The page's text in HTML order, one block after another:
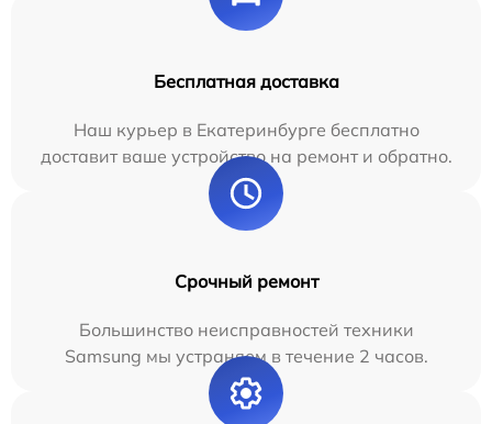
Бесплатная доставка
Наш курьер в Екатеринбурге бесплатно
доставит ваше устройство на ремонт и обратно.
Срочный ремонт
Большинство неисправностей техники
Samsung мы устраняем в течение 2 часов.